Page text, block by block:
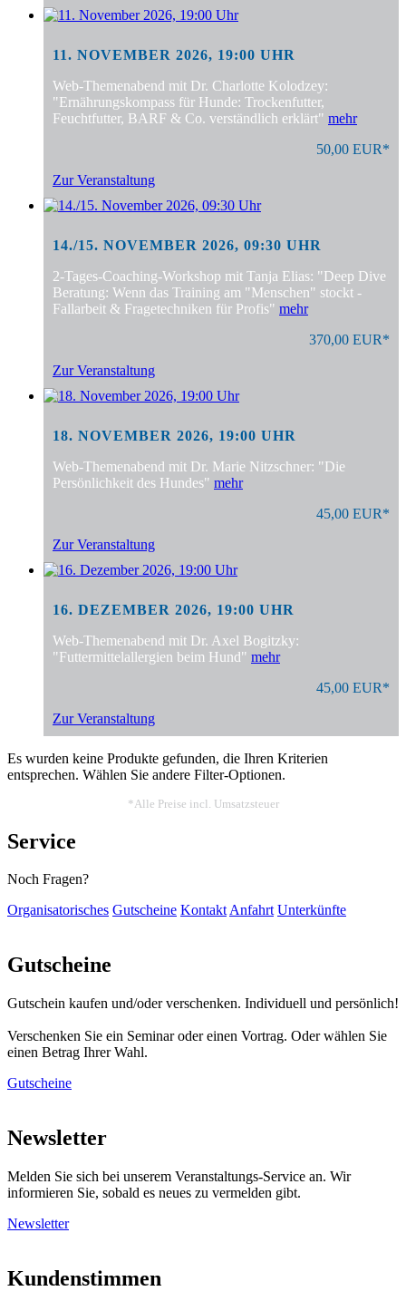
11. NOVEMBER 2026, 19:00 UHR
Web-Themenabend mit Dr. Charlotte Kolodzey:
"Ernährungskompass für Hunde: Trockenfutter,
Feuchtfutter, BARF & Co. verständlich erklärt" mehr
50,00 EUR*
Zur Veranstaltung
14./15. NOVEMBER 2026, 09:30 UHR
2-Tages-Coaching-Workshop mit Tanja Elias: "Deep Dive
Beratung: Wenn das Training am "Menschen" stockt -
Fallarbeit & Fragetechniken für Profis" mehr
370,00 EUR*
Zur Veranstaltung
18. NOVEMBER 2026, 19:00 UHR
Web-Themenabend mit Dr. Marie Nitzschner: "Die
Persönlichkeit des Hundes" mehr
45,00 EUR*
Zur Veranstaltung
16. DEZEMBER 2026, 19:00 UHR
Web-Themenabend mit Dr. Axel Bogitzky:
"Futtermittelallergien beim Hund" mehr
45,00 EUR*
Zur Veranstaltung
Es wurden keine Produkte gefunden, die Ihren Kriterien
entsprechen. Wählen Sie andere Filter-Optionen.
*Alle Preise incl. Umsatzsteuer
Service
Noch Fragen?
Organisatorisches Gutscheine KontaktAnfahrt Unterkünfte
Gutscheine
Gutschein kaufen und/oder verschenken. Individuell und persönlich!
Verschenken Sie ein Seminar oder einen Vortrag. Oder wählen Sie
einen Betrag Ihrer Wahl.
Gutscheine
Newsletter
Melden Sie sich bei unserem Veranstaltungs-Service an. Wir
informieren Sie, sobald es neues zu vermelden gibt.
Newsletter
Kundenstimmen